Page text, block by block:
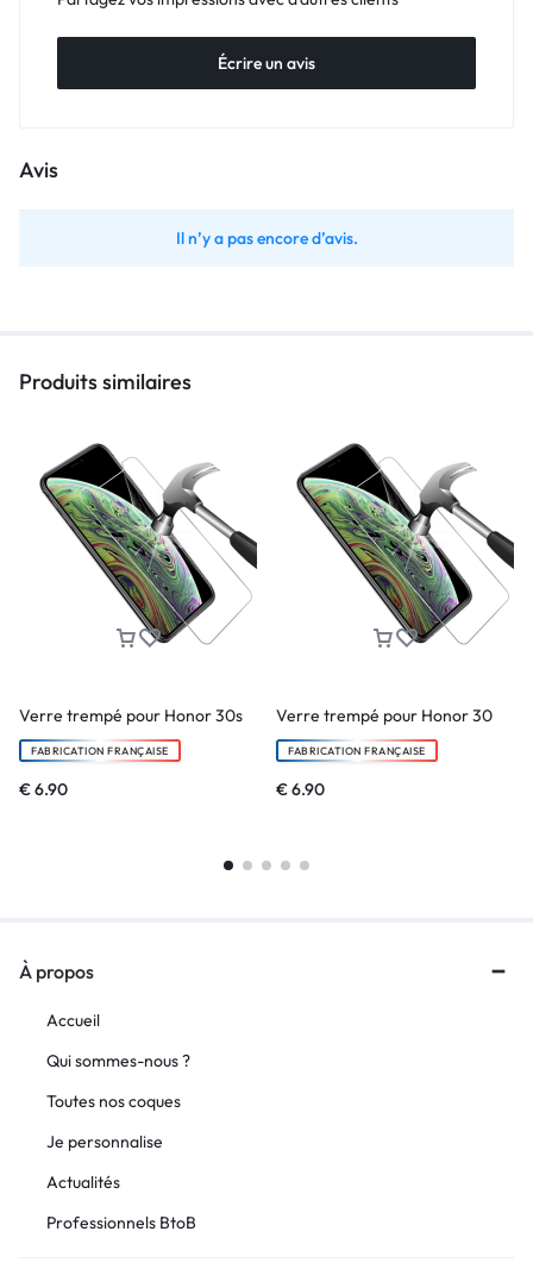
Écrire un avis
Avis
Il n’y a pas encore d’avis.
Produits similaires
Verre trempé pour Honor 30s
FABRICATION FRANÇAISE
€6.90
Verre trempé pour Honor 30
FABRICATION FRANÇAISE
€6.90
À propos
Accueil
Qui sommes-nous ?
Toutes nos coques
Je personnalise
Actualités
Professionnels BtoB